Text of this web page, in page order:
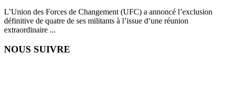
L’Union des Forces de Changement (UFC) a annoncé l’exclusion
définitive de quatre de ses militants à l’issue d’une réunion
extraordinaire ...
NOUS SUIVRE